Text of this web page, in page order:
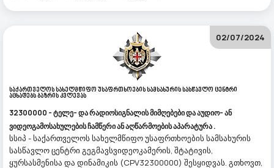
Საქართველოს Სახელმწიფო Უსაფრთხოების Სამსახურის Სასწავლო Ცენტრი
Აცხადებს Ბაზრის Კვლევას
32300000 - ტელე- და რადიოსიგნალის მიმღებები და აუდიო- ან
ვიდეოგამოსახულების ჩამწერი ან აღწარმოების აპარატურა .
02/07/2024
სსიპ - საქართველოს სახელმწიფო უსაფრთხოების სამსახურის
სასწავლო ცენტრი გეგმავსვიდეოკამერის, შტატივის,
ყურსასმენისა და დინამიკის (CPV32300000) შესყიდვას. გთხოვთ,